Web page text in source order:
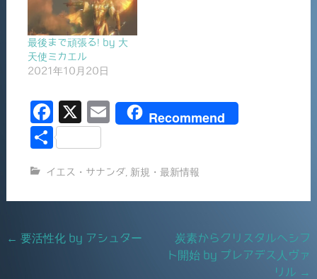
最後まで頑張る! by 大
天使ミカエル
2021年10月20日
F
a
e
b
o
X
E
l
Recommend
共
イエス・サナンダ, 新規・最新情報
Post
← 要活性化 by アシュター
炭素からクリスタルへシフ
ト開始 by プレアデス人ヴァ
リル →